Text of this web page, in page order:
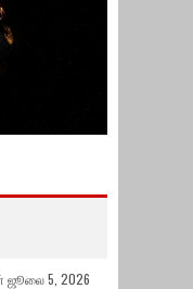
ஜூலை 5, 2026